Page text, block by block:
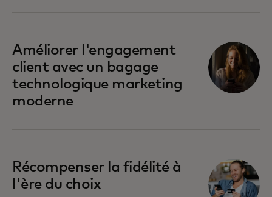
Améliorer l'engagement
client avec un bagage
technologique marketing
moderne
Récompenser la fidélité à
l'ère du choix